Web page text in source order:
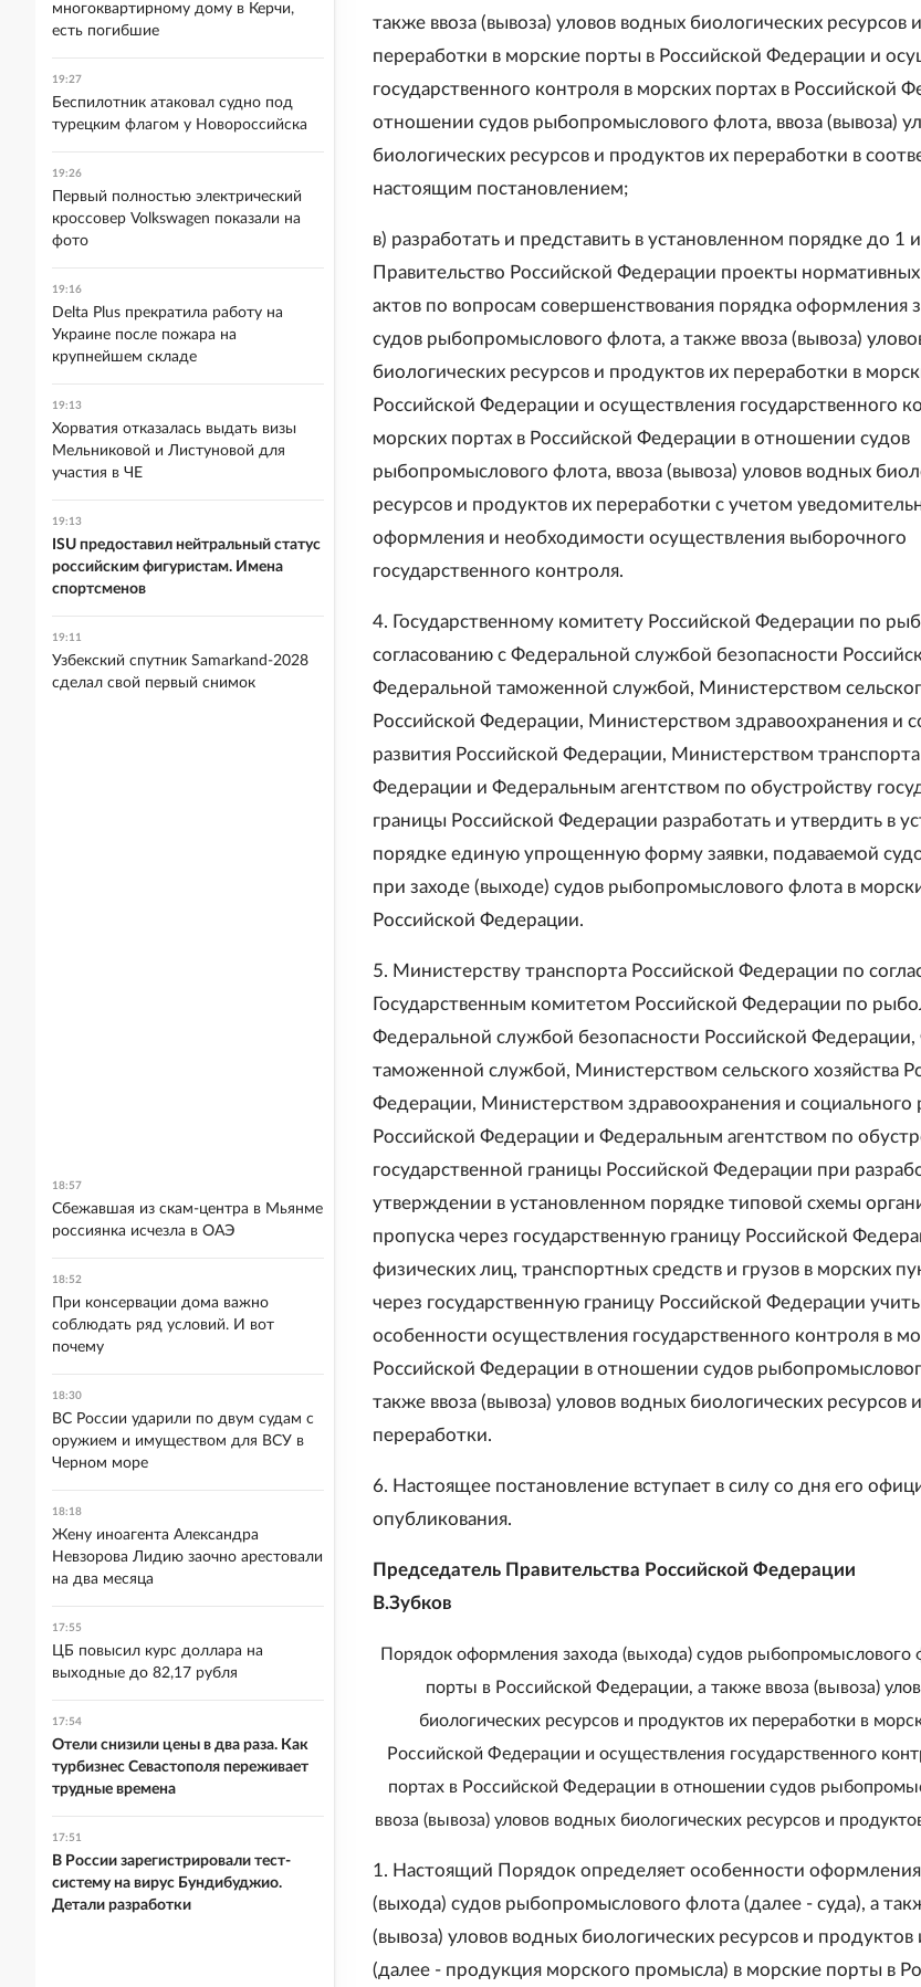
также ввоза (вывоза) уловов водных биологических ресурсов
переработки в морские порты в Российской Федерации и
государственного контроля в морских портах в Российской
отношении судов рыбопромыслового флота, ввоза (вывоза)
биологических ресурсов и продуктов их переработки в
настоящим постановлением;
в) разработать и представить в установленном порядке до 1
Правительство Российской Федерации проекты
актов по вопросам совершенствования порядка оформления
судов рыбопромыслового флота, а также ввоза (вывоза)
биологических ресурсов и продуктов их переработки в
Российской Федерации и осуществления государственного
морских портах в Российской Федерации в отношении судов
рыбопромыслового флота, ввоза (вывоза) уловов водных
ресурсов и продуктов их переработки с учетом
оформления и необходимости осуществления выборочного
государственного контроля.
4. Государственному комитету Российской Федерации по
согласованию с Федеральной службой безопасности
Федеральной таможенной службой, Министерством
Российской Федерации, Министерством здравоохранения и
развития Российской Федерации, Министерством
Федерации и Федеральным агентством по обустройству
границы Российской Федерации разработать и утвердить в
порядке единую упрощенную форму заявки, подаваемой
при заходе (выходе) судов рыбопромыслового флота в
Российской Федерации.
5. Министерству транспорта Российской Федерации по
Государственным комитетом Российской Федерации по
Федеральной службой безопасности Российской
таможенной службой, Министерством сельского хозяйства
Федерации, Министерством здравоохранения и социального
Российской Федерации и Федеральным агентством по
государственной границы Российской Федерации при
утверждении в установленном порядке типовой схемы
пропуска через государственную границу Российской
физических лиц, транспортных средств и грузов в морских
через государственную границу Российской Федерации
особенности осуществления государственного контроля в
Российской Федерации в отношении судов
также ввоза (вывоза) уловов водных биологических ресурсов
переработки.
6. Настоящее постановление вступает в силу со дня его
опубликования.
Председатель Правительства Российской Федерации
В.Зубков
Порядок оформления захода (выхода) судов рыбопромыслового
порты в Российской Федерации, а также ввоза (вывоза)
биологических ресурсов и продуктов их переработки в
Российской Федерации и осуществления государственного
портах в Российской Федерации в отношении судов
ввоза (вывоза) уловов водных биологических ресурсов и
1. Настоящий Порядок определяет особенности оформления
(выхода) судов рыбопромыслового флота (далее - суда), а
(вывоза) уловов водных биологических ресурсов и продуктов
(далее - продукция морского промысла) в морские порты в
многоквартирному дому в Керчи,
есть погибшие
19:27
Беспилотник атаковал судно под
турецким флагом у Новороссийска
19:26
Первый полностью электрический
кроссовер Volkswagen показали на
фото
19:16
Delta Plus прекратила работу на
Украине после пожара на
крупнейшем складе
19:13
Хорватия отказалась выдать визы
Мельниковой и Листуновой для
участия в ЧЕ
19:13
ISU предоставил нейтральный статус
российским фигуристам. Имена
спортсменов
19:11
Узбекский спутник Samarkand-2028
сделал свой первый снимок
18:57
Сбежавшая из скам-центра в Мьянме
россиянка исчезла в ОАЭ
18:52
При консервации дома важно
соблюдать ряд условий. И вот
почему
18:30
ВС России ударили по двум судам с
оружием и имуществом для ВСУ в
Черном море
18:18
Жену иноагента Александра
Невзорова Лидию заочно арестовали
на два месяца
17:55
ЦБ повысил курс доллара на
выходные до 82,17 рубля
17:54
Отели снизили цены в два раза. Как
турбизнес Севастополя переживает
трудные времена
17:51
В России зарегистрировали тест-
систему на вирус Бундибуджио.
Детали разработки